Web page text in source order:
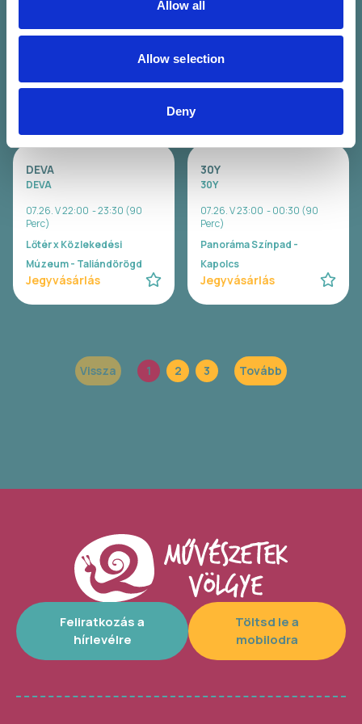
Allow all
Allow selection
Deny
07.26. V 20:00 - 21:00 (60
Múzeum - Taliándörögd
Carson Coma
07.26. V 20:30 - 22:00 (90
Kapolcs
DEVA
DEVA
07.26. V 22:00 - 23:30 (90
Perc)
Lőtér x Közlekedési
Múzeum - Taliándörögd
Jegyvásárlás
30Y
30Y
07.26. V 23:00 - 00:30 (90
Perc)
Panoráma Színpad -
Kapolcs
Jegyvásárlás
Vissza 1 2 3 Tovább
Feliratkozás a
hírlevélre
Töltsd le a
mobilodra